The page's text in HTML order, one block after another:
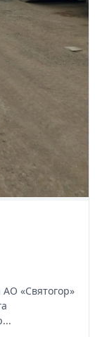
«Святогор»